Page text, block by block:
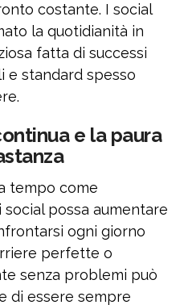
costante. I social
la quotidianità in
fatta di successi
standard spesso
e la paura
tempo come
social possa aumentare
ogni giorno
perfette o
senza problemi può
di essere sempre